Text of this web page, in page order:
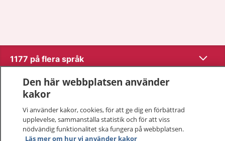
1177 på flera språk Visa
Om 1177
Kontakt
Den här webbplatsen använder
kakor
Vi använder kakor, cookies, för att ge dig en förbättrad
upplevelse, sammanställa statistik och för att viss
nödvändig funktionalitet ska fungera på webbplatsen.
Läs mer om hur vi använder kakor